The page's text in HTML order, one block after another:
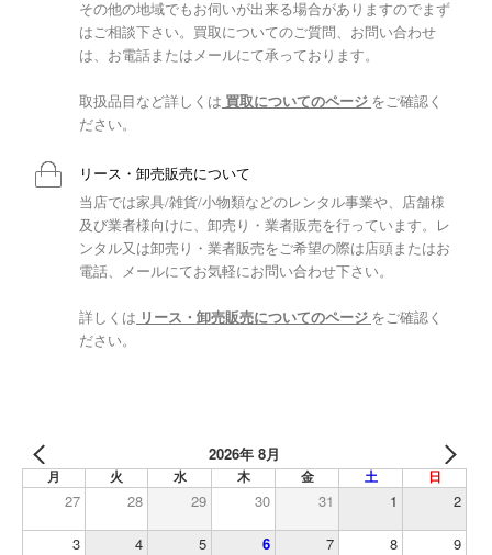
その他の地域でもお伺いが出来る場合がありますのでまず
はご相談下さい。買取についてのご質問、お問い合わせ
は、お電話またはメールにて承っております。
取扱品目など詳しくは 買取についてのページ をご確認く
ださい。
リース・卸売販売について
当店では家具/雑貨/小物類などのレンタル事業や、店舗様
及び業者様向けに、卸売り・業者販売を行っています。レ
ンタル又は卸売り・業者販売をご希望の際は店頭またはお
電話、メールにてお気軽にお問い合わせ下さい。
詳しくは リース・卸売販売についてのページ をご確認く
ださい。
2026年 8月
月 火 水 木 金 土 日
27 28 29 30 31 1 2
3 4 5 6 7 8 9